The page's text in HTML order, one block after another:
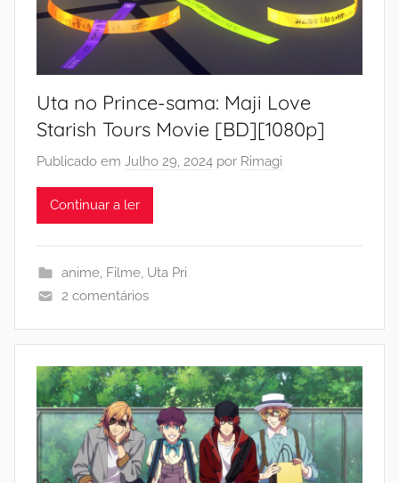
Uta no Prince-sama: Maji Love
Starish Tours Movie [BD][1080p]
Publicado em Julho 29, 2024 por Rimagi
Continuar a ler
anime, Filme, Uta Pri
2 comentários